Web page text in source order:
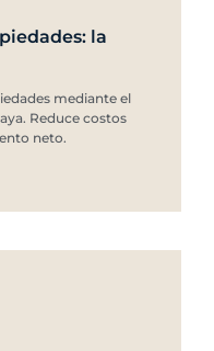
la
mediante el
Reduce costos
neto.